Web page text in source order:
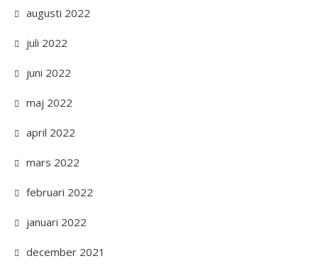
augusti 2022
juli 2022
juni 2022
maj 2022
april 2022
mars 2022
februari 2022
januari 2022
december 2021